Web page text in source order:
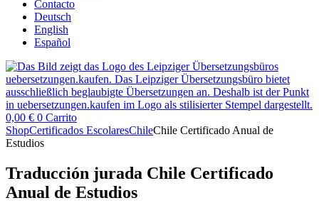
Contacto
Deutsch
English
Español
0,00 € 0 Carrito
ShopCertificados EscolaresChileChile Certificado Anual de
Estudios
Traducción jurada Chile Certificado
Anual de Estudios